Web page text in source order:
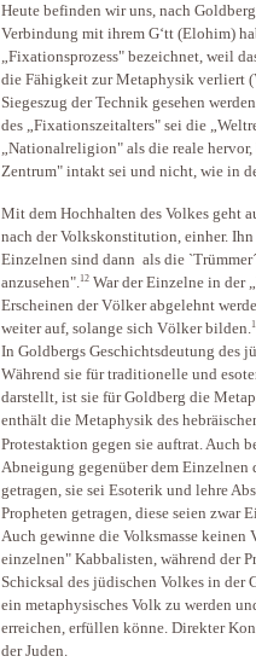
Heute befinden wir uns, nach
Verbindung mit ihrem G‘tt (Elohim)
„Fixationsprozess" bezeichnet, weil
die Fähigkeit zur Metaphysik verliert
Siegeszug der Technik gesehen
des „Fixationszeitalters" sei die
„Nationalreligion" als die reale
Zentrum" intakt sei und nicht, wie in
Mit dem Hochhalten des Volkes geht
nach der Volkskonstitution, einher.
Einzelnen sind dann als die
anzusehen".12 War der Einzelne in der
Erscheinen der Völker abgelehnt
weiter auf, solange sich Völker bilden.
In Goldbergs Geschichtsdeutung des
Während sie für traditionelle und
darstellt, ist sie für Goldberg die
enthält die Metaphysik des
Protestaktion gegen sie auftrat. Auch
Abneigung gegenüber dem
getragen, sie sei Esoterik und lehre
Propheten getragen, diese seien zwar
Auch gewinne die Volksmasse keinen
einzelnen" Kabbalisten, während der
Schicksal des jüdischen Volkes in der
ein metaphysisches Volk zu werden
erreichen, erfüllen könne. Direkter
der Juden.